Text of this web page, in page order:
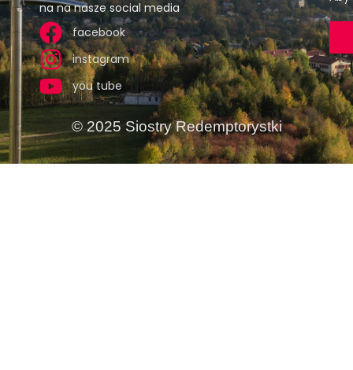
na na nasze social media
facebook
instagram
you tube
© 2025 Siostry Redemptorystki